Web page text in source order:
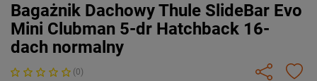
Bagażnik Dachowy Thule SlideBar Evo
Mini Clubman 5-dr Hatchback 16-
dach normalny
(0)